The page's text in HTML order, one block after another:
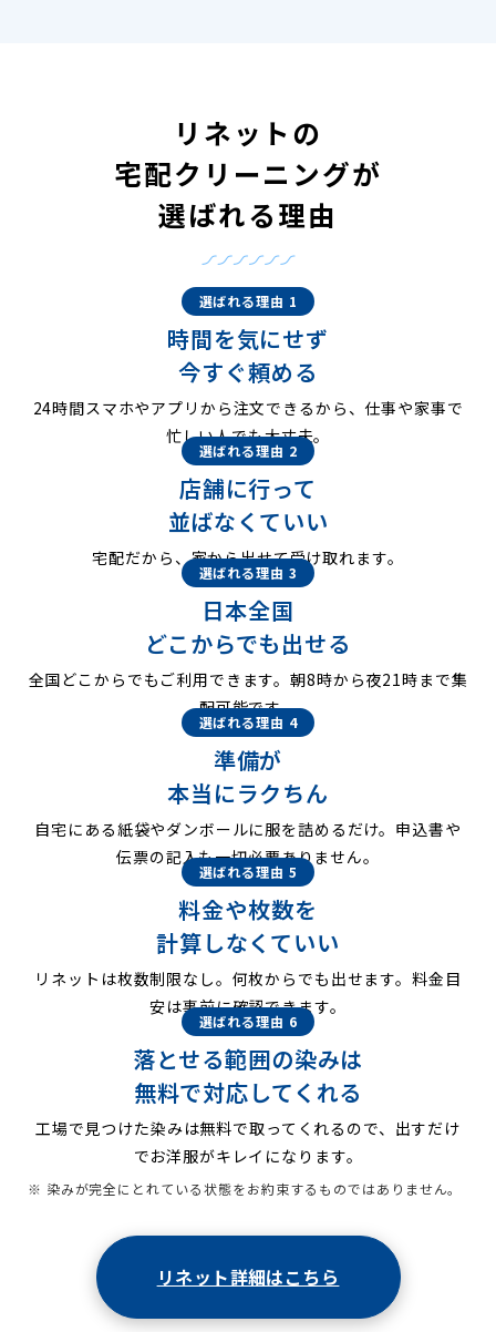
リネットの
宅配クリーニングが
選ばれる理由
選ばれる理由 1
時間を気にせず
今すぐ頼める
24時間スマホやアプリから注文できるから、仕事や家事で
忙しい人でも大丈夫。
選ばれる理由 2
店舗に行って
並ばなくていい
宅配だから、家から出せて受け取れます。
選ばれる理由 3
日本全国
どこからでも出せる
全国どこからでもご利用できます。朝8時から夜21時まで集
配可能です。
選ばれる理由 4
準備が
本当にラクちん
自宅にある紙袋やダンボールに服を詰めるだけ。申込書や
伝票の記入も一切必要ありません。
選ばれる理由 5
料金や枚数を
計算しなくていい
リネットは枚数制限なし。何枚からでも出せます。料金目
安は事前に確認できます。
選ばれる理由 6
落とせる範囲の染みは
無料で対応してくれる
工場で見つけた染みは無料で取ってくれるので、出すだけ
でお洋服がキレイになります。
※ 染みが完全にとれている状態をお約束するものではありません。
リネット詳細はこちら